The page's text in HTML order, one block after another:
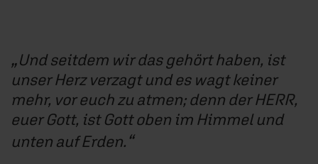
Und seitdem wir das gehört haben, ist
unser Herz verzagt und es wagt keiner
mehr, vor euch zu atmen; denn der HERR,
euer Gott, ist Gott oben im Himmel und
unten auf Erden.